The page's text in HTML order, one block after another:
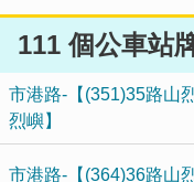
111 個公車站
市港路-【(351)35路山
烈嶼】
市港路-【(364)36路山